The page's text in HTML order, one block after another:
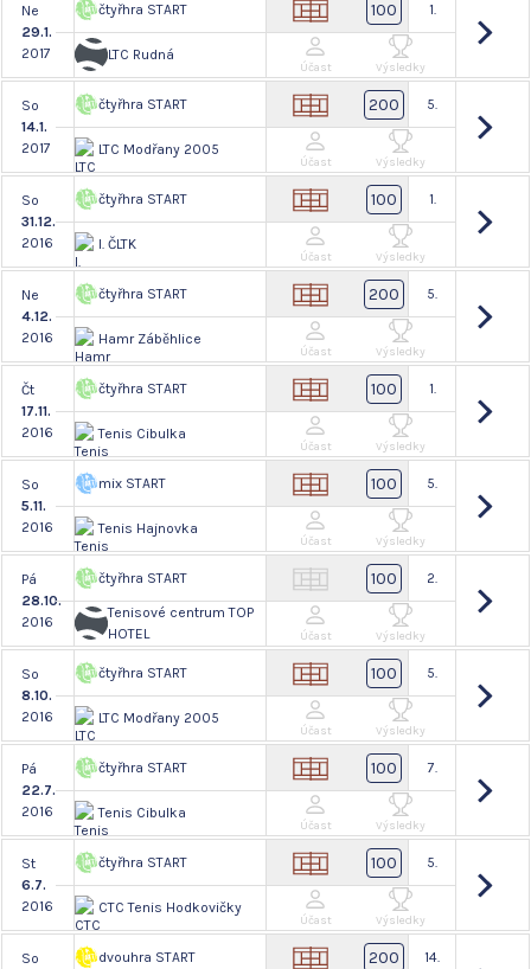
Ne
29.1.
2017
čtyřhra START
LTC Rudná
100 1.
Účast Výsledky
So
14.1.
2017
čtyřhra START
LTC Modřany 2005
200 5.
Účast Výsledky
So
31.12.
2016
čtyřhra START
I. ČLTK
100 1.
Účast Výsledky
Ne
4.12.
2016
čtyřhra START
Hamr Záběhlice
200 5.
Účast Výsledky
Čt
17.11.
2016
čtyřhra START
Tenis Cibulka
100 1.
Účast Výsledky
So
5.11.
2016
mix START
Tenis Hajnovka
100 5.
Účast Výsledky
Pá
28.10.
2016
čtyřhra START
Tenisové centrum TOP
HOTEL
100 2.
Účast Výsledky
So
8.10.
2016
čtyřhra START
LTC Modřany 2005
100 5.
Účast Výsledky
Pá
22.7.
2016
čtyřhra START
Tenis Cibulka
100 7.
Účast Výsledky
St
6.7.
2016
čtyřhra START
CTC Tenis Hodkovičky
100 5.
Účast Výsledky
So
dvouhra START 200 14.